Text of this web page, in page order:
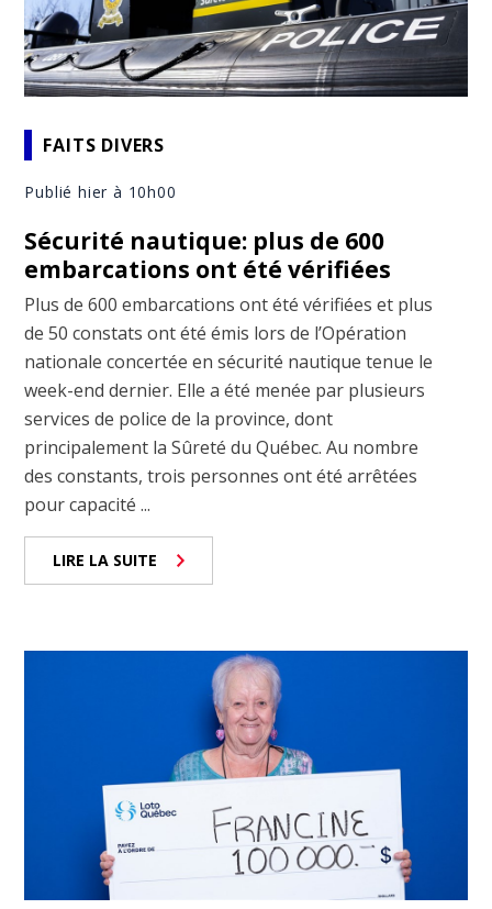
FAITS DIVERS
Publié hier à 10h00
Sécurité nautique: plus de 600
embarcations ont été vérifiées
Plus de 600 embarcations ont été vérifiées et plus
de 50 constats ont été émis lors de l’Opération
nationale concertée en sécurité nautique tenue le
week-end dernier. Elle a été menée par plusieurs
services de police de la province, dont
principalement la Sûreté du Québec. Au nombre
des constants, trois personnes ont été arrêtées
pour capacité ...
LIRE LA SUITE